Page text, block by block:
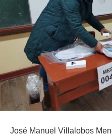
José Manuel Villalobos